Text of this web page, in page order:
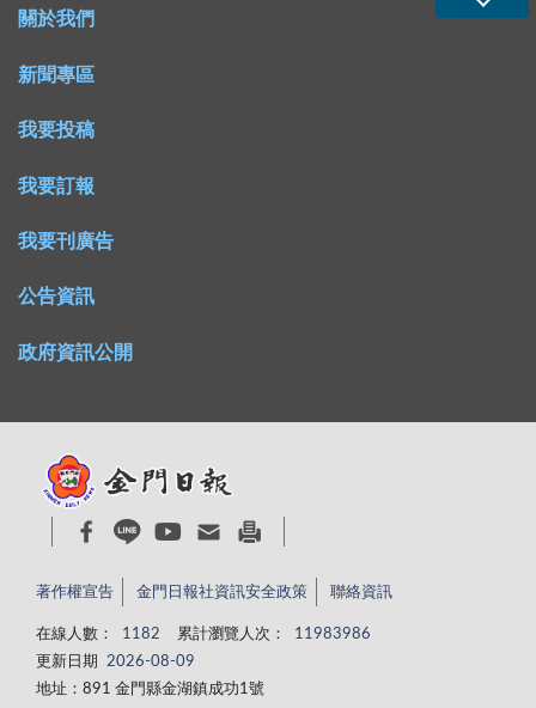
關於我們
新聞專區
我要投稿
我要訂報
我要刊廣告
公告資訊
政府資訊公開
著作權宣告 金門日報社資訊安全政策 聯絡資訊
在線人數： 1182 累計瀏覽人次：
11983986
更新日期
2026-08-09
地址：891 金門縣金湖鎮成功1號